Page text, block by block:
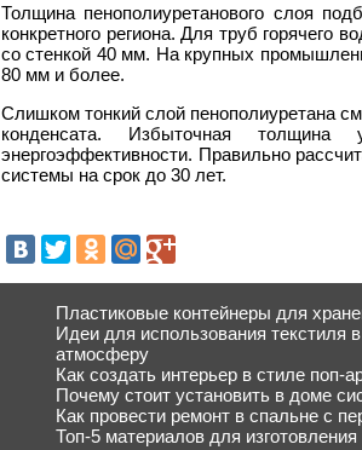
Толщина пенополиуретанового слоя
конкретного региона. Для труб
со стенкой 40 мм. На крупных
80 мм и более.
Слишком тонкий слой пенополиуретана
конденсата. Избыточная толщина
энергоэффективности. Правильно
системы на срок до 30 лет.
Пластиковые контейнеры для
Идеи для использования текстиля
атмосферу
Как создать интерьер в стиле
Почему стоит установить в доме
Как провести ремонт в спальне с
Топ-5 материалов для